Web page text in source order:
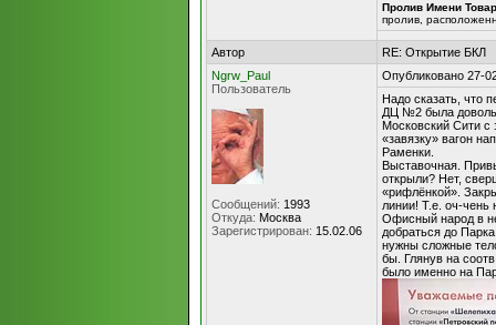
Пролив Имени
пролив,
Автор
RE: Открытие БКЛ
Ngrw_Paul
Пользователь
Сообщений: 1993
Откуда: Москва
Зарегистрирован: 15.02.06
Опубликовано 27-
Надо сказать, что
ДЦ №2 была
Московский Сити с
«завязку» вагон
Раменки.
Выставочная.
открыли? Нет,
«рифлёнкой».
линии! Т.е. оч-
Офисный народ в
добраться до
нужны сложные
бы. Глянув на
было именно на